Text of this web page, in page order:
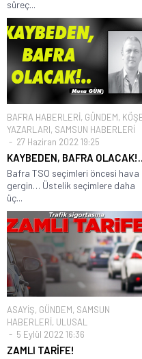
süreç...
BAFRA HABERLERİ, GÜNDEM,
YAZARLARI, SAMSUN HABERLERİ
27 Haziran 2022 19:25
KAYBEDEN, BAFRA OLACAK!..
Bafra TSO seçimleri öncesi hava
gergin… Üstelik seçimlere daha
üç...
ASAYİŞ, GÜNDEM, SAMSUN
HABERLERİ, ULUSAL
5 Eylül 2022 16:36
ZAMLI TARİFE!